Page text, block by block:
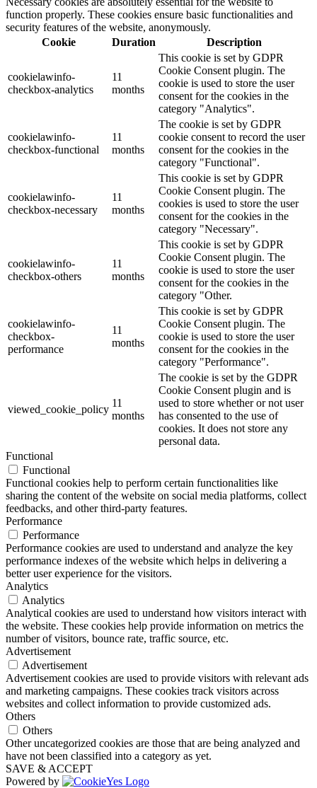
function properly. These cookies ensure basic functionalities and
security features of the website, anonymously.
Cookie
Duration Description
cookielawinfo-
checkbox-analytics
11
months
This cookie is set by GDPR
Cookie Consent plugin. The
cookie is used to store the user
consent for the cookies in the
category "Analytics".
cookielawinfo-
checkbox-functional
11
months
The cookie is set by GDPR
cookie consent to record the user
consent for the cookies in the
category "Functional".
cookielawinfo-
checkbox-necessary
11
months
This cookie is set by GDPR
Cookie Consent plugin. The
cookies is used to store the user
consent for the cookies in the
category "Necessary".
cookielawinfo-
checkbox-others
11
months
This cookie is set by GDPR
Cookie Consent plugin. The
cookie is used to store the user
consent for the cookies in the
category "Other.
cookielawinfo-
checkbox-
performance
11
months
This cookie is set by GDPR
Cookie Consent plugin. The
cookie is used to store the user
consent for the cookies in the
category "Performance".
viewed_cookie_policy
11
months
The cookie is set by the GDPR
Cookie Consent plugin and is
used to store whether or not user
has consented to the use of
cookies. It does not store any
personal data.
Functional
Functional
Functional cookies help to perform certain functionalities like
sharing the content of the website on social media platforms, collect
feedbacks, and other third-party features.
Performance
Performance
Performance cookies are used to understand and analyze the key
performance indexes of the website which helps in delivering a
better user experience for the visitors.
Analytics
Analytics
Analytical cookies are used to understand how visitors interact with
the website. These cookies help provide information on metrics the
number of visitors, bounce rate, traffic source, etc.
Advertisement
Advertisement
Advertisement cookies are used to provide visitors with relevant ads
and marketing campaigns. These cookies track visitors across
websites and collect information to provide customized ads.
Others
Others
Other uncategorized cookies are those that are being analyzed and
have not been classified into a category as yet.
SAVE & ACCEPT
Powered by